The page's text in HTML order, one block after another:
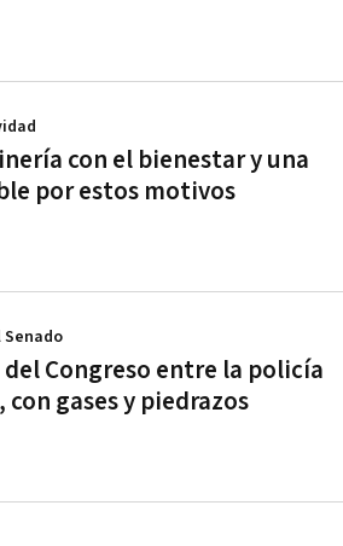
con el bienestar y una
por estos motivos
Congreso entre la policía
gases y piedrazos